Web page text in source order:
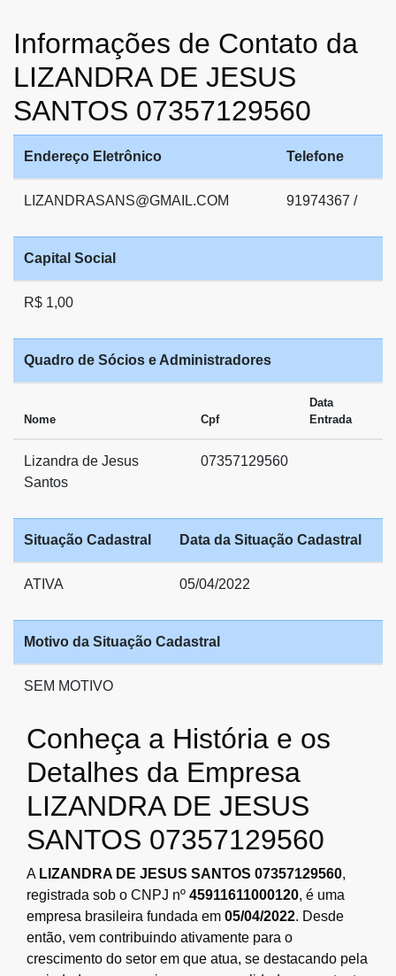
Informações de Contato da
LIZANDRA DE JESUS
SANTOS 07357129560
Endereço Eletrônico Telefone
LIZANDRASANS@GMAIL.COM 91974367 /
Capital Social
R$ 1,00
Quadro de Sócios e Administradores
Nome Cpf
Data
Entrada
Lizandra de Jesus
Santos
07357129560
Situação Cadastral Data da Situação Cadastral
ATIVA 05/04/2022
Motivo da Situação Cadastral
SEM MOTIVO
Conheça a História e os
Detalhes da Empresa
LIZANDRA DE JESUS
SANTOS 07357129560
A LIZANDRA DE JESUS SANTOS 07357129560,
registrada sob o CNPJ nº 45911611000120, é uma
empresa brasileira fundada em 05/04/2022. Desde
então, vem contribuindo ativamente para o
crescimento do setor em que atua, se destacando pela